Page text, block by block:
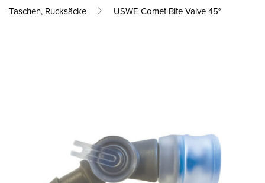
Taschen, Rucksäcke USWE Comet Bite Valve 45°